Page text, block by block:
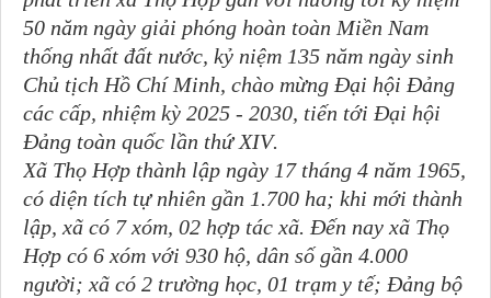
50 năm ngày giải phóng hoàn toàn Miền Nam
thống nhất đất nước, kỷ niệm 135 năm ngày sinh
Chủ tịch Hồ Chí Minh, chào mừng Đại hội Đảng
các cấp, nhiệm kỳ 2025 - 2030, tiến tới Đại hội
Đảng toàn quốc lần thứ XIV.
Xã Thọ Hợp thành lập ngày 17 tháng 4 năm 1965,
có diện tích tự nhiên gần 1.700 ha; khi mới thành
lập, xã có 7 xóm, 02 hợp tác xã. Đến nay xã Thọ
Hợp có 6 xóm với 930 hộ, dân số gần 4.000
người; xã có 2 trường học, 01 trạm y tế; Đảng bộ